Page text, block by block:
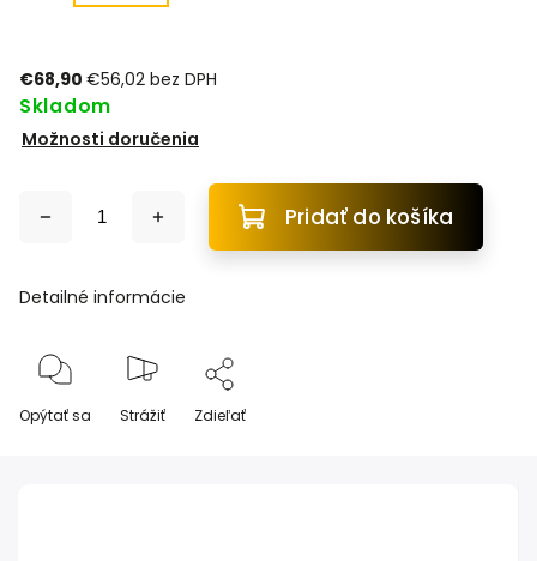
€68,90 €56,02 bez DPH
Skladom
Možnosti doručenia
Pridať do košíka
Detailné informácie
Opýtať sa Strážiť Zdieľať